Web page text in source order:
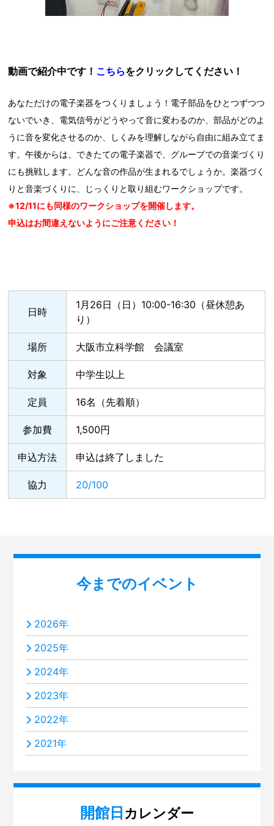
動画で紹介中です ！ こちらをクリックしてください！
あなただけの電子楽器をつくりましょう！電子部品をひとつずつつ
ないでいき、電気信号がどうやって音に変わるのか、部品がどのよ
うに音を変化させるのか、しくみを理解しながら自由に組み立てま
す。午後からは、できたての電子楽器で、グループでの音楽づくり
にも挑戦します。どんな音の作品が生まれるでしょうか。楽器づく
りと音楽づくりに、じっくりと取り組むワークショップです。
※12/11にも同様のワークショップを開催します。
申込はお間違えないようにご注意ください！
日時
1月26日（日）10:00-16:30（昼休憩あ
り）
場所 大阪市立科学館 会議室
対象 中学生以上
定員 16名（先着順）
参加費 1,500円
申込方法 申込は終了しました
協力 20/100
今までのイベント
2026年
2025年
2024年
2023年
2022年
2021年
開館日カレンダー